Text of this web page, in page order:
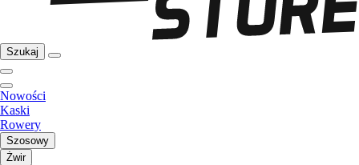
Szukaj
Nowości
Kaski
Rowery
Szosowy
Żwir